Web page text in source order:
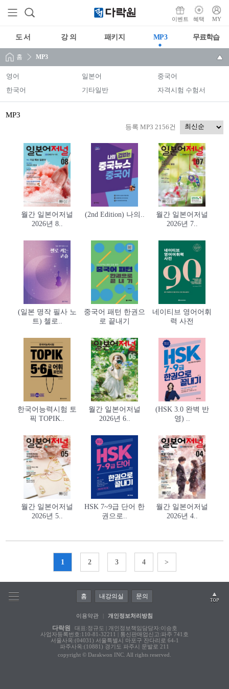
이벤트 혜택 MY
도 서 강 의 패키지 MP3 무료학습
홈 MP3
영어 일본어
중국어
한국어
기타일반 자격시험 수험서
MP3
등록 MP3 2156건
월간 일본어저널
2026년 8..
(2nd Edition) 나의..
월간 일본어저널
2026년 7..
(일본 명작 필사 노
트) 첼로..
중국어 패턴 한권으
로 끝내기
네이티브 영어어휘
력 사전
한국어능력시험 토
픽 TOPIK..
월간 일본어저널
2026년 6..
(HSK 3.0 완벽 반
영) ..
월간 일본어저널
2026년 5..
HSK 7~9급 단어 한
권으로..
월간 일본어저널
2026년 4..
1 2 3 4 >
홈 내강의실 문의
이용약관 개인정보처리방침
다락원
대표:정규도 | 개인정보책임담당자:이승호
사업자등록번호:110-81-32211 | 통신판매업신고:파주 741호
서울사옥:(04031) 서울특별시 마포구 잔다리로 64-1
파주사옥:(10881) 경기도 파주시 문발로 211
copyright © Darakwon INC. All rights reserved.